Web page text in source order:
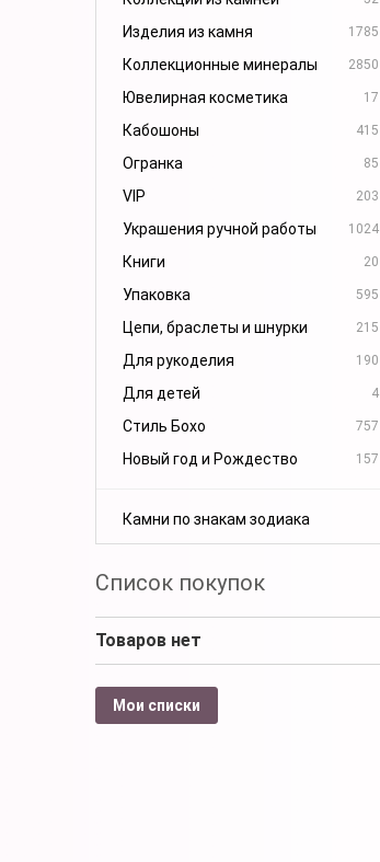
Изделия из камня 1785
Коллекционные минералы 2850
Ювелирная косметика 17
Кабошоны 415
Огранка 85
VIP 203
Украшения ручной работы 1024
Книги 20
Упаковка 595
Цепи, браслеты и шнурки 215
Для рукоделия 190
Для детей 4
Стиль Бохо 757
Новый год и Рождество 157
Камни по знакам зодиака
Список покупок
Товаров нет
Мои списки